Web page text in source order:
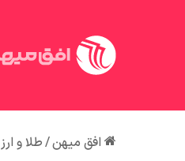
افق میهن/طلا و ارز